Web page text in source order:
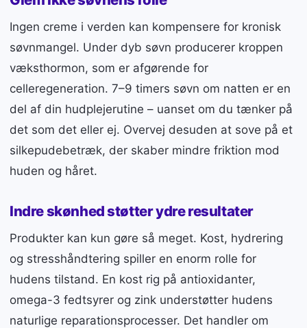
Ingen creme i verden kan kompensere for kronisk
søvnmangel. Under dyb søvn producerer kroppen
væksthormon, som er afgørende for
celleregeneration. 7–9 timers søvn om natten er en
del af din hudplejerutine – uanset om du tænker på
det som det eller ej. Overvej desuden at sove på et
silkepudebetræk, der skaber mindre friktion mod
huden og håret.
Indre skønhed støtter ydre resultater
Produkter kan kun gøre så meget. Kost, hydrering
og stresshåndtering spiller en enorm rolle for
hudens tilstand. En kost rig på antioxidanter,
omega-3 fedtsyrer og zink understøtter hudens
naturlige reparationsprocesser. Det handler om